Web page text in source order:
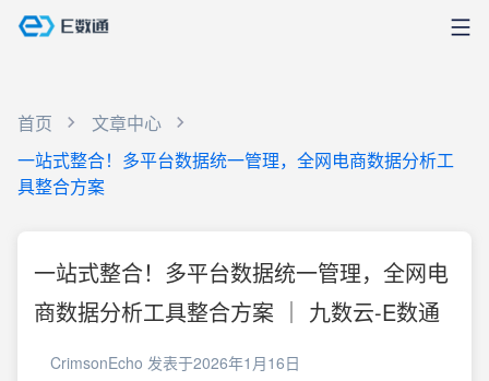
首页
文章中心
一站式整合！多平台数据统一管理，全网电商数据分析工
具整合方案
一站式整合！多平台数据统一管理，全网电
商数据分析工具整合方案 ｜ 九数云-E数通
CrimsonEcho 发表于2026年1月16日